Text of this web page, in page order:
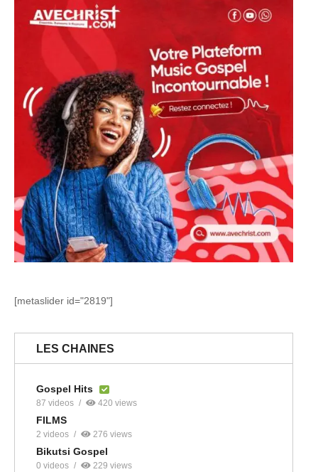
[metaslider id="2819"]
LES CHAINES
Gospel Hits
87 videos 420 views
FILMS
2 videos 276 views
Bikutsi Gospel
0 videos 229 views